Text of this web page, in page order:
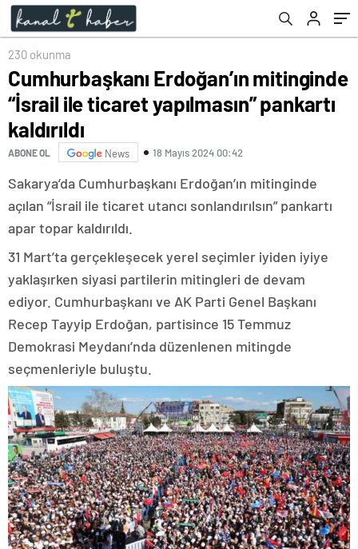
230 okunma
Cumhurbaşkanı Erdoğan’ın mitinginde
“İsrail ile ticaret yapılmasın” pankartı
kaldırıldı
ABONE OL News 18 Mayıs 2024 00:42
Sakarya’da Cumhurbaşkanı Erdoğan’ın mitinginde
açılan “İsrail ile ticaret utancı sonlandırılsın” pankartı
apar topar kaldırıldı.
31 Mart’ta gerçekleşecek yerel seçimler iyiden iyiye
yaklaşırken siyasi partilerin mitingleri de devam
ediyor. Cumhurbaşkanı ve AK Parti Genel Başkanı
Recep Tayyip Erdoğan, partisince 15 Temmuz
Demokrasi Meydanı’nda düzenlenen mitingde
seçmenleriyle buluştu.